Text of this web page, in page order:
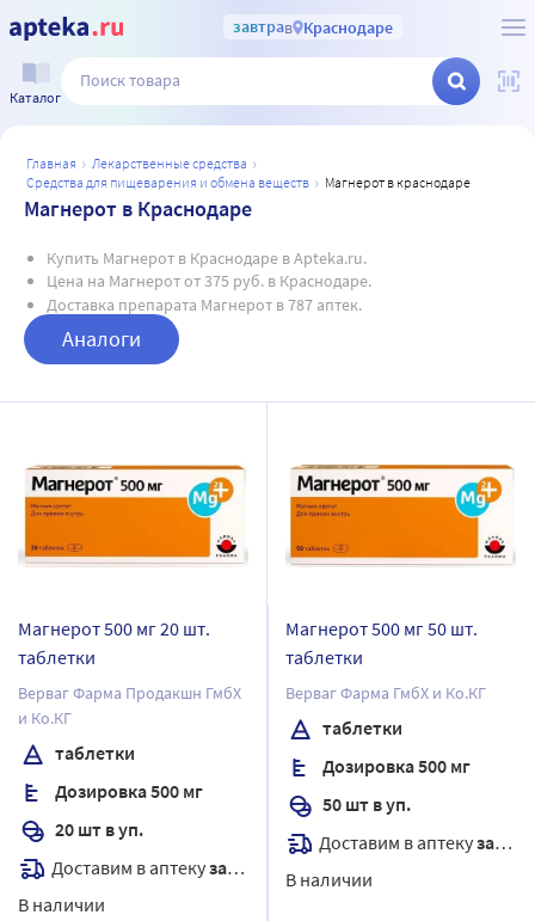
завтрав Краснодаре
Каталог
главная
лекарственные средства
средства для пищеварения и обмена веществ
магнерот в краснодаре
Магнерот в Краснодаре
Купить Магнерот в Краснодаре в Apteka.ru.
Цена на Магнерот от 375 руб. в Краснодаре.
Доставка препарата Магнерот в 787 аптек.
Аналоги
Магнерот 500 мг 20 шт.
таблетки
Верваг Фарма Продакшн ГмбХ
и Ко.КГ
таблетки
Дозировка 500 мг
20 шт в уп.
Доставим в аптекузавтра
В наличии
Магнерот 500 мг 50 шт.
таблетки
Верваг Фарма ГмбХ и Ко.КГ
таблетки
Дозировка 500 мг
50 шт в уп.
Доставим в аптекузавтра
В наличии